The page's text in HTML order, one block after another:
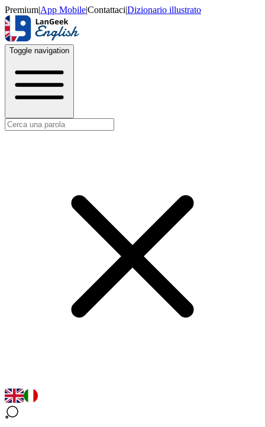
Premium|App Mobile|Contattaci|Dizionario illustrato
Toggle navigation